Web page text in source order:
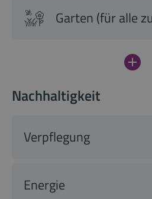
Garten (für alle
Nachhaltigkeit
Verpflegung
Energie